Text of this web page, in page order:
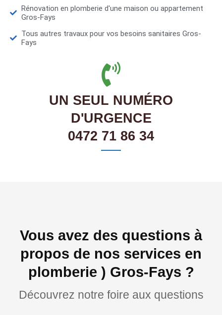
Rénovation en plomberie d'une maison ou appartement
Gros-Fays
Tous autres travaux pour vos besoins sanitaires Gros-
Fays
UN SEUL NUMÉRO
D'URGENCE
0472 71 86 34
Vous avez des questions à
propos de nos services en
plomberie ) Gros-Fays ?
Découvrez notre foire aux questions